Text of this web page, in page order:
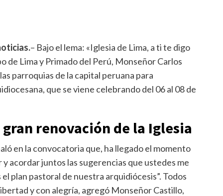
– Bajo el lema: «Iglesia de Lima, a ti te digo
de Lima y Primado del Perú, Monseñor Carlos
parroquias de la capital peruana para
que se viene celebrando del 06 al 08 de
gran renovación de la Iglesia
en la convocatoria que, ha llegado el momento
acordar juntos las sugerencias que ustedes me
plan pastoral de nuestra arquidiócesis”. Todos
y con alegría, agregó Monseñor Castillo,